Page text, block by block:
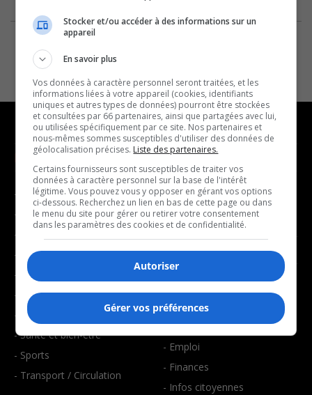
NOUVELLES
- Affaires municipales
- Communauté / Social
- Culture
- Économie
- Éducation
- Environnement
- Faits divers
- Santé et bien-être
- Sports
- Transport / Circulation
MUSIQUE
- Décompte franco
- Joué récemment
BALADOS
- Art de vivre
- Bien-être
- Emploi
- Finances
- Infos citoyennes
Stocker et/ou accéder à des informations sur un
appareil
En savoir plus
Vos données à caractère personnel seront traitées, et les
informations liées à votre appareil (cookies, identifiants
uniques et autres types de données) pourront être stockées
et consultées par 66 partenaires, ainsi que partagées avec lui,
ou utilisées spécifiquement par ce site. Nos partenaires et
nous-mêmes sommes susceptibles d'utiliser des données de
géolocalisation précises. Liste des partenaires.
Certains fournisseurs sont susceptibles de traiter vos
données à caractère personnel sur la base de l'intérêt
légitime. Vous pouvez vous y opposer en gérant vos options
ci-dessous. Recherchez un lien en bas de cette page ou dans
le menu du site pour gérer ou retirer votre consentement
dans les paramètres des cookies et de confidentialité.
Autoriser
Gérer vos préférences